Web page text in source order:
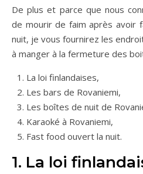
De plus et parce que nous
de mourir de faim après avoir
nuit, je vous fournirez les
à manger à la fermeture des
La loi finlandaises,
Les bars de Rovaniemi,
Les boîtes de nuit de
Karaoké à Rovaniemi,
Fast food ouvert la nuit.
1. La loi